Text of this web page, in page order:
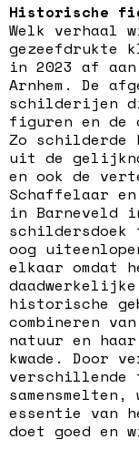
Historische
Welk verhaal
gezeefdrukte
in 2023 af
Arnhem. De
schilderijen
figuren en de
Zo schilderde
uit de
en ook de
Schaffelaar
in Barneveld
oog
elkaar omdat
historische
combineren
natuur en haar
kwade. Door
essentie van
doet goed en